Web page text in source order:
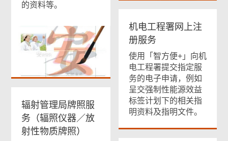
的资料等。
机电工程署网上注
册服务
使用「智方便+」向机
电工程署提交指定服
务的电子申请，例如
呈交强制性能源效益
标签计划下的相关指
明资料及指明文件。
辐射管理局牌照服
务（辐照仪器／放
射性物质牌照）